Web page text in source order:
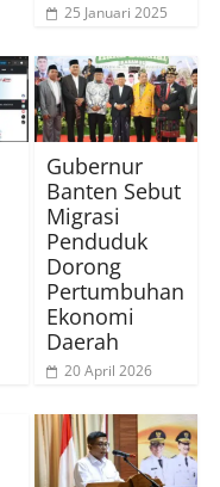
25 Januari 2025
Gubernur
Banten Sebut
Migrasi
Penduduk
Dorong
Pertumbuhan
Ekonomi
Daerah
20 April 2026